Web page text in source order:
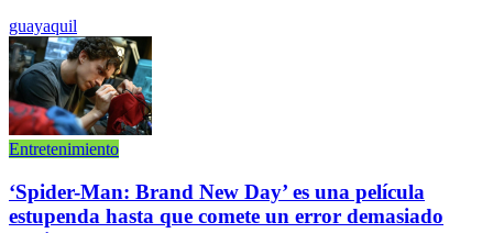
guayaquil
Entretenimiento
‘Spider-Man: Brand New Day’ es una película
estupenda hasta que comete un error demasiado